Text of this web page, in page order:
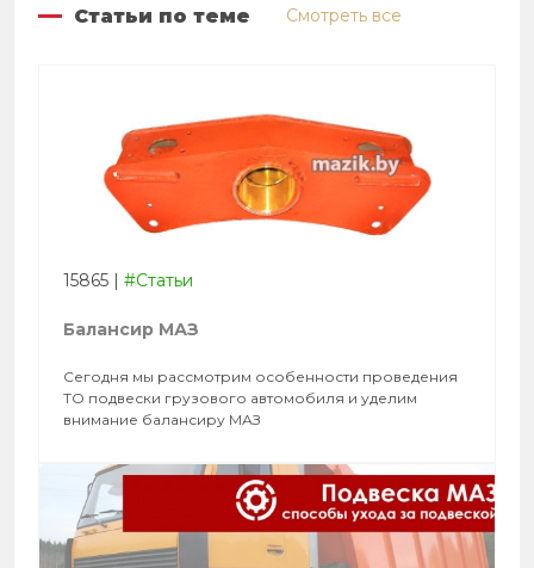
Статьи по теме Смотреть все
15865 | #Статьи
Балансир МАЗ
Сегодня мы рассмотрим особенности проведения
ТО подвески грузового автомобиля и уделим
внимание балансиру МАЗ